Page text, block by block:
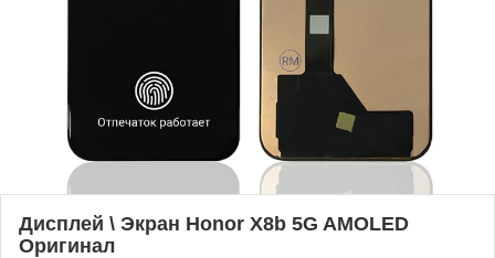
Дисплей \ Экран Honor X8b 5G AMOLED
Оригинал